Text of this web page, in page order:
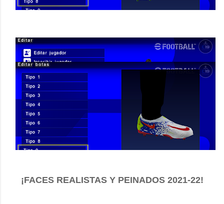
¡FACES REALISTAS Y PEINADOS 2021-22!